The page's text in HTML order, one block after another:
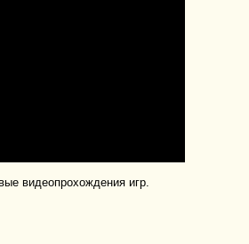
видеопрохождения игр.